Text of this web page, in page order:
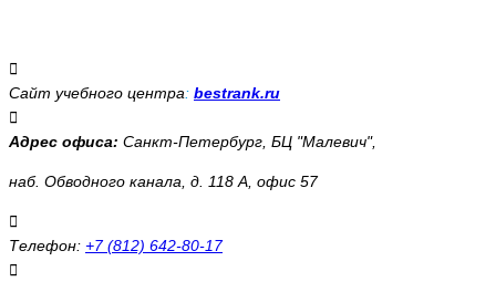
Сайт учебного центра: bestrank.ru
Адрес офиса: Санкт-Петербург, БЦ "Малевич",
наб. Обводного канала, д. 118 А, офис 57
Телефон: +7 (812) 642-80-17